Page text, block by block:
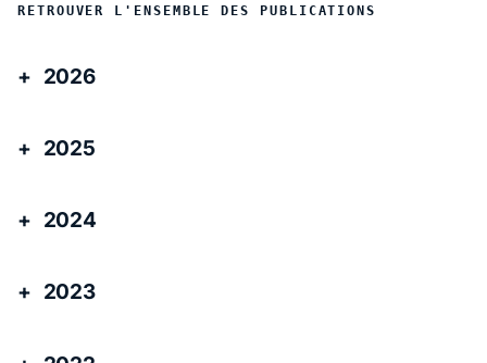
RETROUVER L'ENSEMBLE DES PUBLICATIONS
2026
2025
2024
2023